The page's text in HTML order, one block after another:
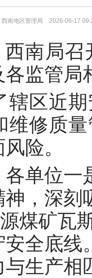
西南地区管理局 2026-06-17
南局
各监管
辖区近
维修质
险。
各单位一
，深刻
源煤矿
全底线
与生产相